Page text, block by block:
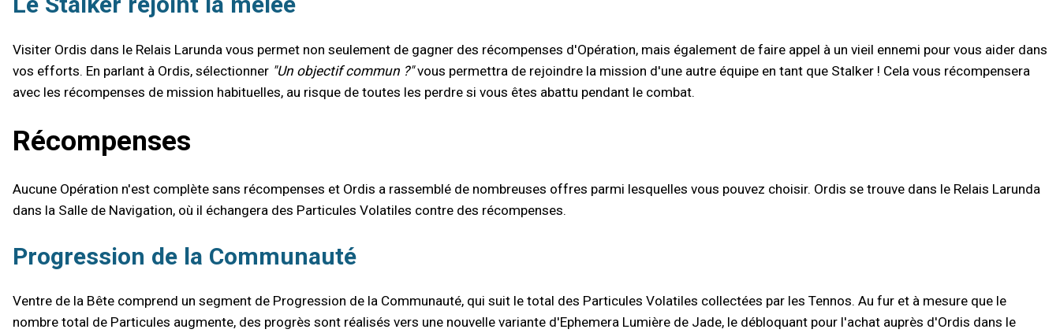
Visiter Ordis dans le Relais Larunda vous permet non seulement de gagner des récompenses d'Opération, mais également de faire appel à un vieil ennemi pour vous aider dans
vos efforts. En parlant à Ordis, sélectionner "Un objectif commun ?"vous permettra de rejoindre la mission d'une autre équipe en tant que Stalker ! Cela vous récompensera
avec les récompenses de mission habituelles, au risque de toutes les perdre si vous êtes abattu pendant le combat.
Récompenses
Aucune Opération n'est complète sans récompenses et Ordis a rassemblé de nombreuses offres parmi lesquelles vous pouvez choisir. Ordis se trouve dans le Relais Larunda
dans la Salle de Navigation, où il échangera des Particules Volatiles contre des récompenses.
Progression de la Communauté
Ventre de la Bête comprend un segment de Progression de la Communauté, qui suit le total des Particules Volatiles collectées par les Tennos. Au fur et à mesure que le
nombre total de Particules augmente, des progrès sont réalisés vers une nouvelle variante d'Ephemera Lumière de Jade, le débloquant pour l'achat auprès d'Ordis dans le